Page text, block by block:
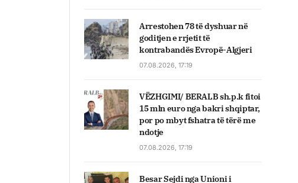
Arrestohen 78 të dyshuar në
goditjen e rrjetit të
kontrabandës Evropë-Algjeri
07.08.2026, 17:19
VËZHGIMI/ BERALB sh.p.k fitoi
15 mln euro nga bakri shqiptar,
por po mbyt fshatra të tërë me
ndotje
07.08.2026, 17:19
Besar Sejdi nga Unioni i